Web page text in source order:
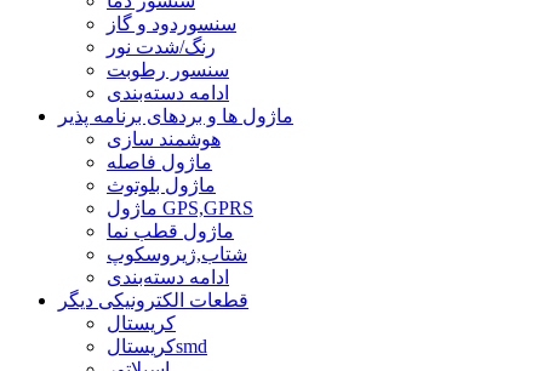
سنسوردود و گاز
رنگ/شدت نور
سنسور رطوبت
ادامه دسته‌بندی
ماژول ها و بردهای برنامه پذیر
هوشمند سازی
ماژول فاصله
ماژول بلوتوث
ماژول GPS,GPRS
ماژول قطب نما
شتاب,ژیروسکوپ
ادامه دسته‌بندی
قطعات الکترونیکی دیگر
کریستال
کریستالsmd